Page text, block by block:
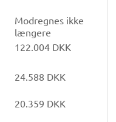
Modregnes ikke
længere
122.004 DKK
24.588 DKK
20.359 DKK